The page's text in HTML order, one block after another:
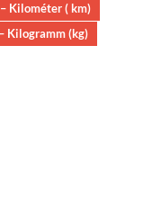
Kilométer ( km)
Kilogramm (kg)